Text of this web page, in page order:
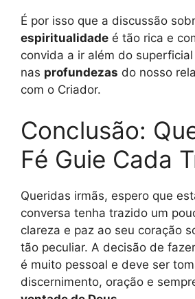
É por isso que a discussão
espiritualidade é tão rica e
convida a ir além do
nas profundezas do nosso
com o Criador.
Conclusão:
Fé Guie Cada
Queridas irmãs, espero que
conversa tenha trazido um
clareza e paz ao seu coração
tão peculiar. A decisão de
é muito pessoal e deve ser
discernimento, oração e